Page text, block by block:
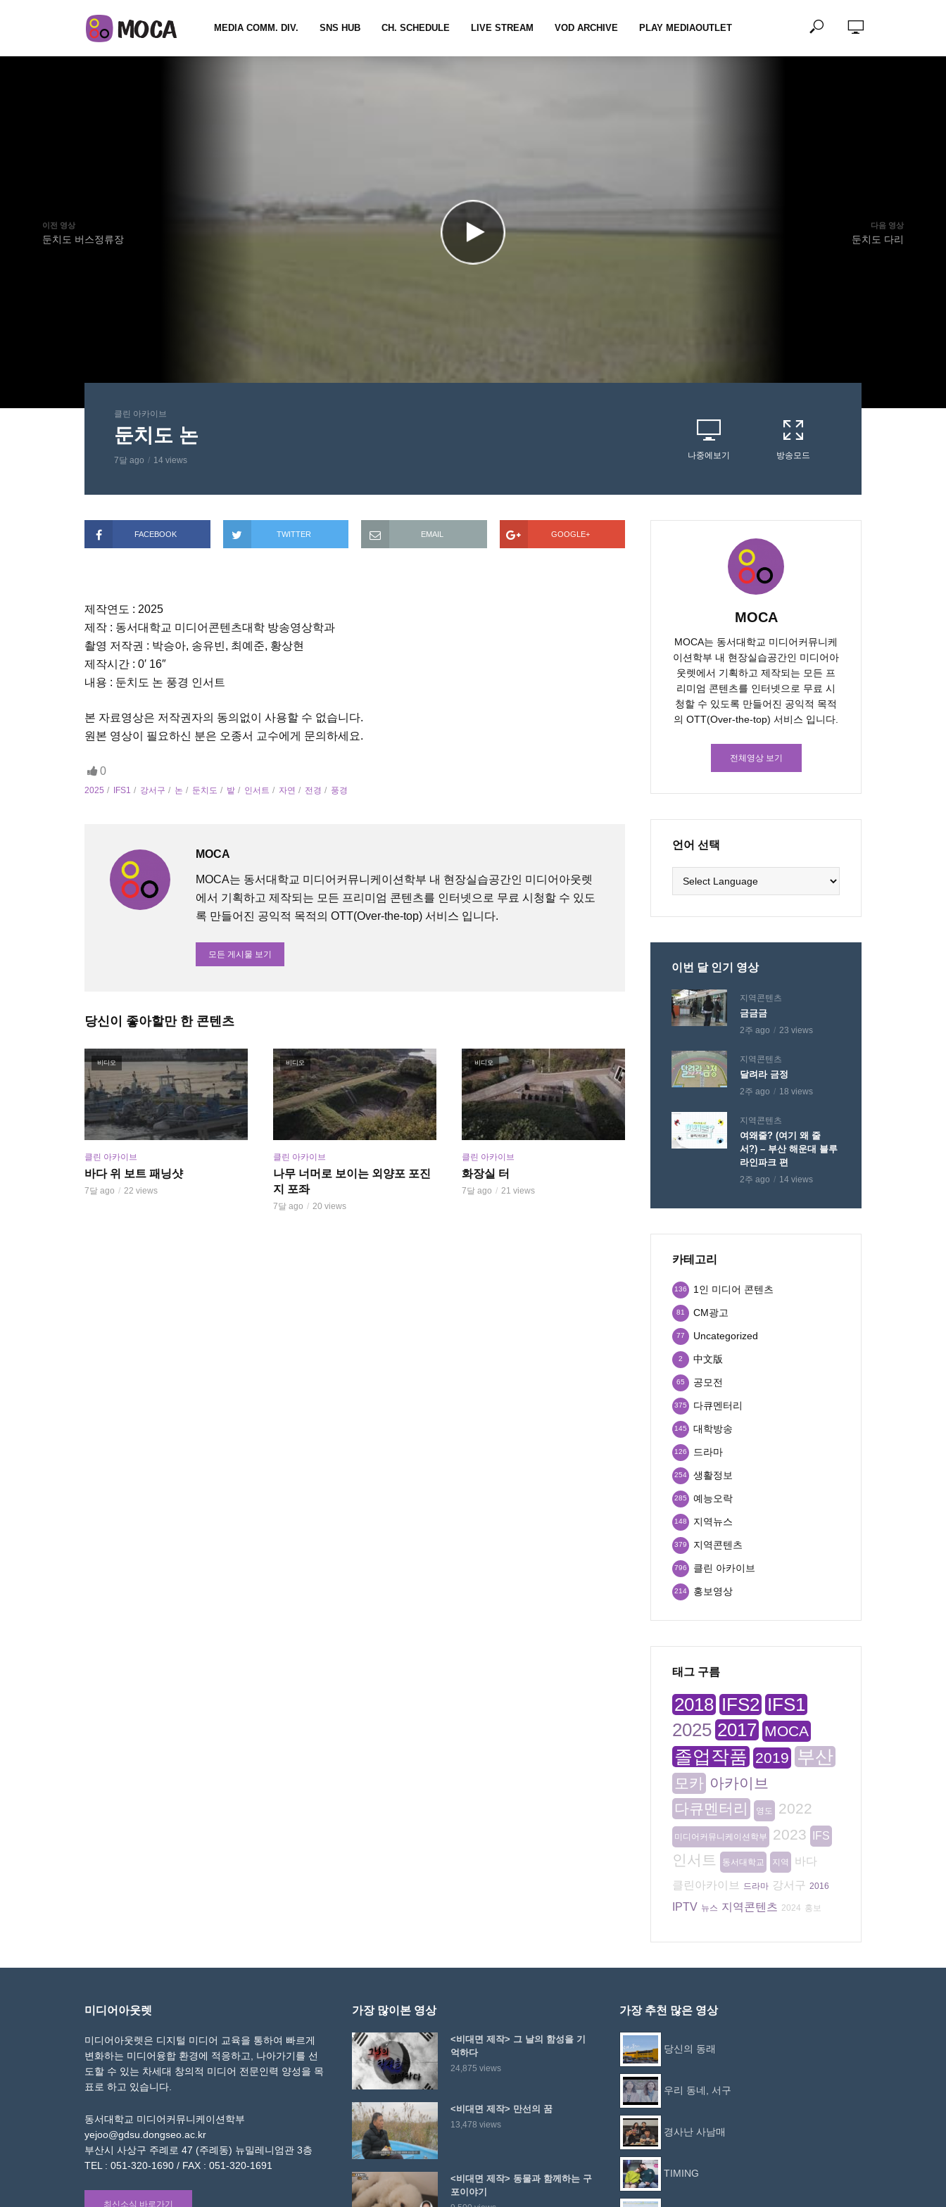
MEDIA COMM. DIV. SNS HUB CH. SCHEDULE LIVE STREAM VOD ARCHIVE PLAY MEDIAOUTLET
이전 영상
둔치도 버스정류장
다음 영상
둔치도 다리
클린 아카이브
둔치도 논
7달 ago 14 views
나중에보기 방송모드
FACEBOOK TWITTER EMAIL GOOGLE+
제작연도 : 2025
제작 : 동서대학교 미디어콘텐츠대학 방송영상학과
촬영 저작권 : 박승아, 송유빈, 최예준, 황상현
제작시간 : 0′ 16″
내용 : 둔치도 논 풍경 인서트
본 자료영상은 저작권자의 동의없이 사용할 수 없습니다.
원본 영상이 필요하신 분은 오종서 교수에게 문의하세요.
0
2025 IFS1 강서구 논 둔치도 밭 인서트 자연 전경 풍경
MOCA
MOCA는 동서대학교 미디어커뮤니케이션학부 내 현장실습공간인 미디어아웃렛
에서 기획하고 제작되는 모든 프리미엄 콘텐츠를 인터넷으로 무료 시청할 수 있도
록 만들어진 공익적 목적의 OTT(Over-the-top) 서비스 입니다.
모든 게시물 보기
당신이 좋아할만 한 콘텐츠
비디오
클린 아카이브
바다 위 보트 패닝샷
7달 ago 22 views
비디오
클린 아카이브
나무 너머로 보이는 외양포 포진
지 포좌
7달 ago 20 views
비디오
클린 아카이브
화장실 터
7달 ago 21 views
MOCA
MOCA는 동서대학교 미디어커뮤니케
이션학부 내 현장실습공간인 미디어아
웃렛에서 기획하고 제작되는 모든 프
리미엄 콘텐츠를 인터넷으로 무료 시
청할 수 있도록 만들어진 공익적 목적
의 OTT(Over-the-top) 서비스 입니다.
전체영상 보기
언어 선택
이번 달 인기 영상
지역콘텐츠
금금금
2주 ago 23 views
지역콘텐츠
달려라 금정
2주 ago 18 views
지역콘텐츠
여왜줄? (여기 왜 줄
서?) – 부산 해운대 블루
라인파크 편
2주 ago 14 views
카테고리
1인 미디어 콘텐츠
136
CM광고
81
Uncategorized
77
中文版
2
공모전
65
다큐멘터리
375
대학방송
145
드라마
126
생활정보
254
예능오락
285
지역뉴스
148
지역콘텐츠
379
클린 아카이브
796
홍보영상
214
태그 구름
2018 IFS2 IFS1
2025 2017 MOCA
졸업작품 2019 부산
모카 아카이브
다큐멘터리
영도 2022
미디어커뮤니케이션학부 2023 IFS
인서트 동서대학교 지역
바다
클린아카이브
드라마 강서구 2016
IPTV 뉴스 지역콘텐츠 2024 홍보
미디어아웃렛
미디어아웃렛은 디지털 미디어 교육을 통하여 빠르게
변화하는 미디어융합 환경에 적응하고, 나아가기를 선
도할 수 있는 차세대 창의적 미디어 전문인력 양성을 목
표로 하고 있습니다.
동서대학교 미디어커뮤니케이션학부
yejoo@gdsu.dongseo.ac.kr
부산시 사상구 주례로 47 (주례동) 뉴밀레니엄관 3층
TEL : 051-320-1690 / FAX : 051-320-1691
최신소식 바로가기
가장 많이본 영상
<비대면 제작> 그 날의 함성을 기
억하다
24,875 views
<비대면 제작> 만선의 꿈
13,478 views
<비대면 제작> 동물과 함께하는 구
포이야기
가장 추천 많은 영상
당신의 동래
우리 동네, 서구
경사난 사남매
TIMING